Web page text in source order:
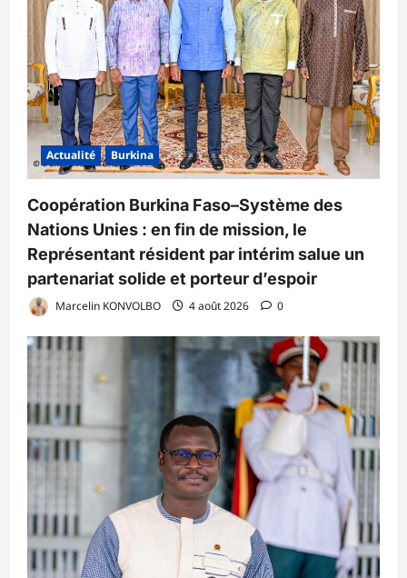
Actualité Burkina
Coopération Burkina Faso–Système des
Nations Unies : en fin de mission, le
Représentant résident par intérim salue un
partenariat solide et porteur d’espoir
Marcelin KONVOLBO 4 août 2026 0